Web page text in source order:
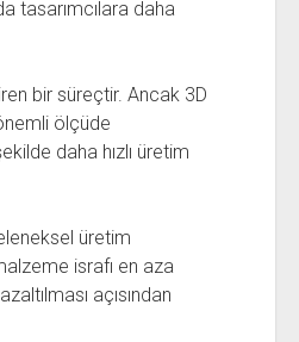
tasarımcılara daha
bir süreçtir. Ancak 3D
ölçüde
daha hızlı üretim
üretim
israfı en aza
açısından